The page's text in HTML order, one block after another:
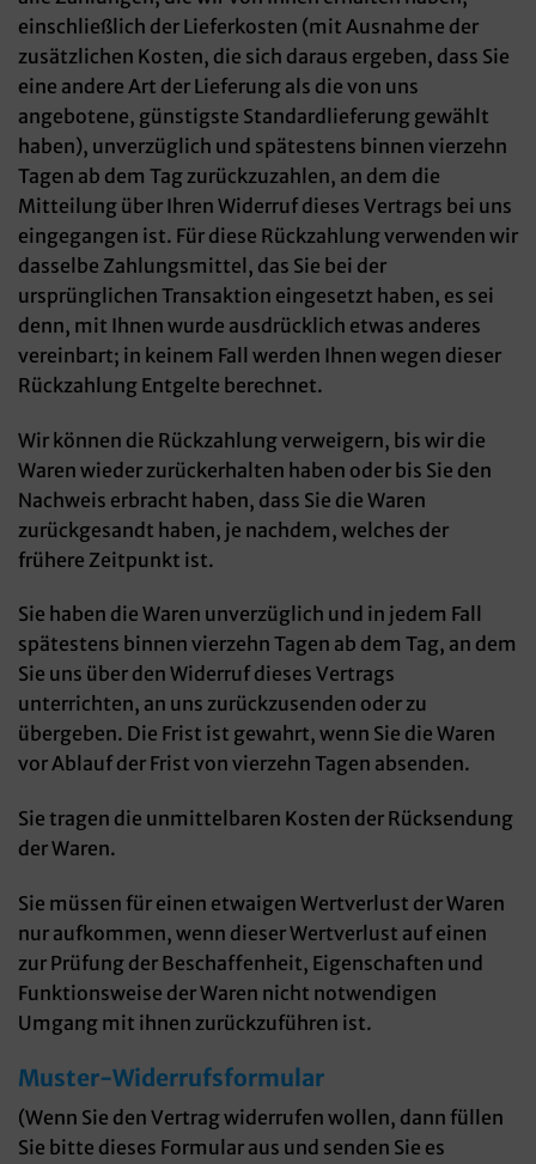
einschließlich der Lieferkosten (mit Ausnahme der
zusätzlichen Kosten, die sich daraus ergeben, dass Sie
eine andere Art der Lieferung als die von uns
angebotene, günstigste Standardlieferung gewählt
haben), unverzüglich und spätestens binnen vierzehn
Tagen ab dem Tag zurückzuzahlen, an dem die
Mitteilung über Ihren Widerruf dieses Vertrags bei uns
eingegangen ist. Für diese Rückzahlung verwenden wir
dasselbe Zahlungsmittel, das Sie bei der
ursprünglichen Transaktion eingesetzt haben, es sei
denn, mit Ihnen wurde ausdrücklich etwas anderes
vereinbart; in keinem Fall werden Ihnen wegen dieser
Rückzahlung Entgelte berechnet.
Wir können die Rückzahlung verweigern, bis wir die
Waren wieder zurückerhalten haben oder bis Sie den
Nachweis erbracht haben, dass Sie die Waren
zurückgesandt haben, je nachdem, welches der
frühere Zeitpunkt ist.
Sie haben die Waren unverzüglich und in jedem Fall
spätestens binnen vierzehn Tagen ab dem Tag, an dem
Sie uns über den Widerruf dieses Vertrags
unterrichten, an uns zurückzusenden oder zu
übergeben. Die Frist ist gewahrt, wenn Sie die Waren
vor Ablauf der Frist von vierzehn Tagen absenden.
Sie tragen die unmittelbaren Kosten der Rücksendung
der Waren.
Sie müssen für einen etwaigen Wertverlust der Waren
nur aufkommen, wenn dieser Wertverlust auf einen
zur Prüfung der Beschaffenheit, Eigenschaften und
Funktionsweise der Waren nicht notwendigen
Umgang mit ihnen zurückzuführen ist.
Muster-Widerrufsformular
(Wenn Sie den Vertrag widerrufen wollen, dann füllen
Sie bitte dieses Formular aus und senden Sie es